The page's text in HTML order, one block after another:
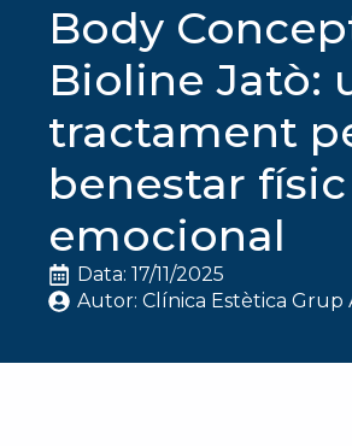
Body
Bioline Jatò:
tractament
benestar
emocional
Data: 17/11/2025
Autor: Clínica Estètica Grup